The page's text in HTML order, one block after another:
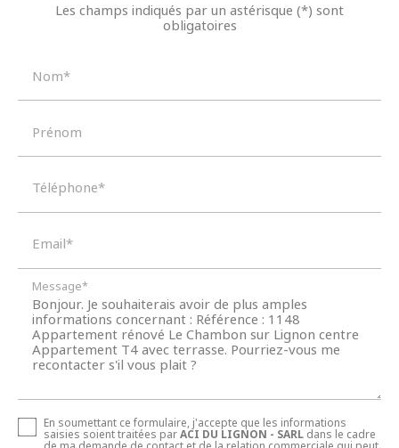
Recherche par référence
Les champs indiqués par un astérisque (*) sont
obligatoires
Nom*
Prénom
Téléphone*
Email*
Message*
En soumettant ce formulaire, j'accepte que les informations
saisies soient traitées parACI DU LIGNON - SARL dans le cadre